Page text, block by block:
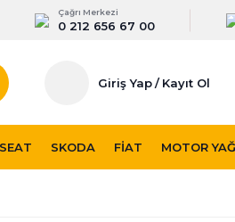
Çağrı Merkezi
0 212 656 67 00
Giriş Yap/ Kayıt Ol
SEAT SKODA FIAT MOTOR